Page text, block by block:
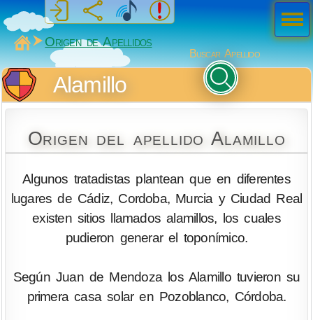
MiSabueso
Origen de Apellidos
Buscar Apellido
Alamillo
Origen del apellido Alamillo
Algunos tratadistas plantean que en diferentes
lugares de Cádiz, Cordoba, Murcia y Ciudad Real
existen sitios llamados alamillos, los cuales
pudieron generar el toponímico.
Según Juan de Mendoza los Alamillo tuvieron su
primera casa solar en Pozoblanco, Córdoba.
Men
ú